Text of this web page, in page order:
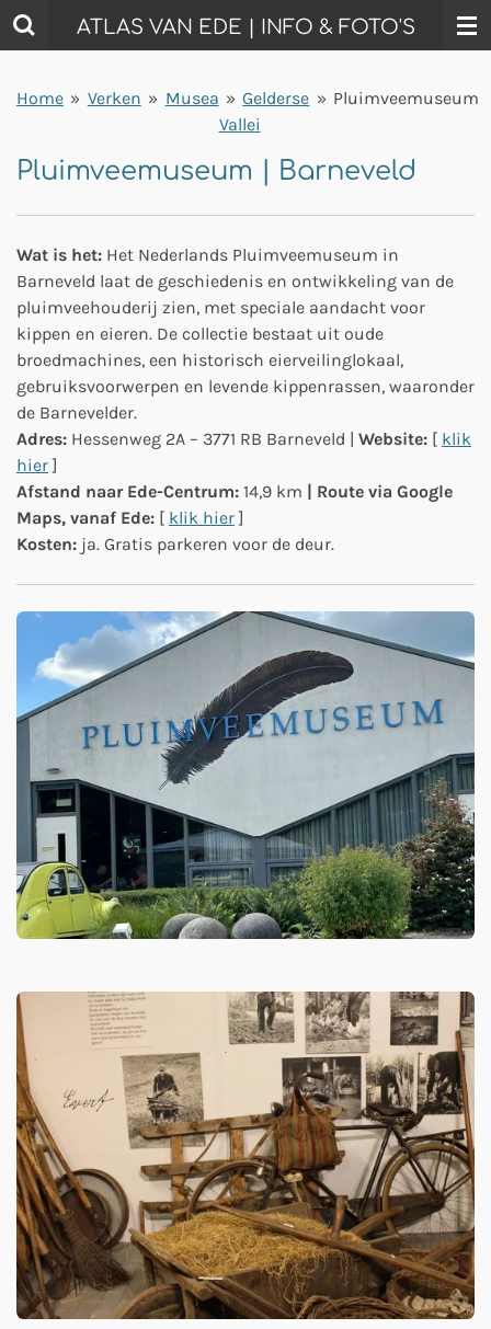
Ga
direct
de
ATLAS VAN EDE | INFO & FOTO'S
Home » Verken » Musea » Gelderse
Vallei
» Pluimveemuseum
Pluimveemuseum | Barneveld
Wat is het: Het Nederlands Pluimveemuseum in
Barneveld laat de geschiedenis en ontwikkeling van de
pluimveehouderij zien, met speciale aandacht voor
kippen en eieren. De collectie bestaat uit oude
broedmachines, een historisch eierveilinglokaal,
gebruiksvoorwerpen en levende kippenrassen, waaronder
de Barnevelder.
Adres: Hessenweg 2A – 3771 RB Barneveld | Website: [ klik
hier]
Afstand naar Ede-Centrum: 14,9 km | Route via Google
Maps, vanaf Ede: [ klik hier]
Kosten: ja. Gratis parkeren voor de deur.